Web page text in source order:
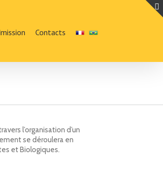
Contacts
l’organisation d’un
se déroulera en
et Biologiques.